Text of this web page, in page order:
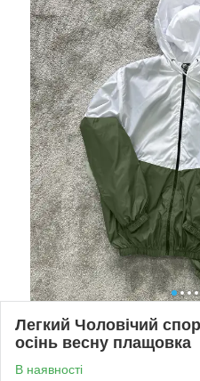
Легкий Чоловічий
осінь весну плащовка
В наявності